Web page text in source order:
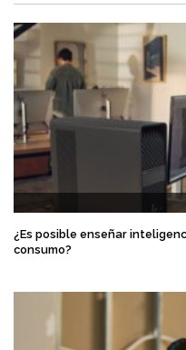
¿Es posible enseñar
consumo?